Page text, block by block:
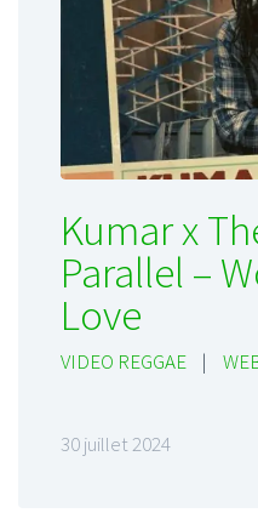
Kumar x
Parallel –
Love
VIDEO REGGAE |
30 juillet 2024